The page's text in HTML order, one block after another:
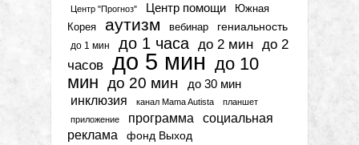
Центр "Прогноз" Центр помощи
Южная
Корея
аутизм вебинар гениальность
до 1 мин до 1 часа до 2 мин до 2
часов до 5 мин до 10
мин до 20 мин до 30 мин
инклюзия канал Mama Autista
планшет
приложение
программа
социальная
реклама
фонд Выход